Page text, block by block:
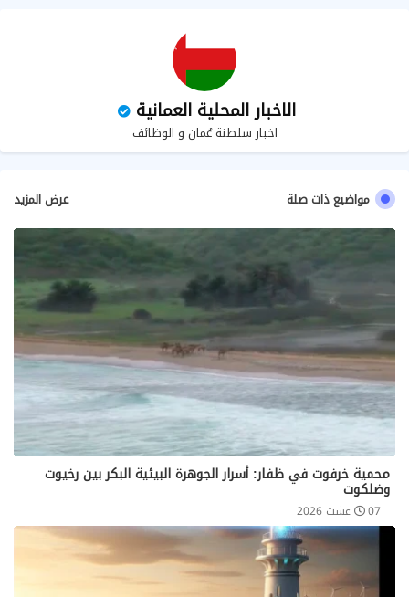
الاخبار المحلية العمانية
اخبار سلطنة عُمان و الوظائف
مواضيع ذات صلة عرض المزيد
محمية خرفوت في ظفار: أسرار الجوهرة البيئية البكر بين رخيوت
وضلكوت
07 غشت 2026